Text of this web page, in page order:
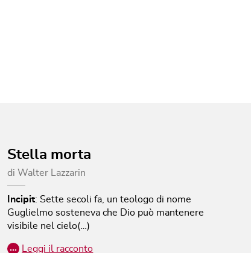
Stella morta
diWalter Lazzarin
Incipit: Sette secoli fa, un teologo di nome
Guglielmo sosteneva che Dio può mantenere
visibile nel cielo(…)
… Leggi il racconto